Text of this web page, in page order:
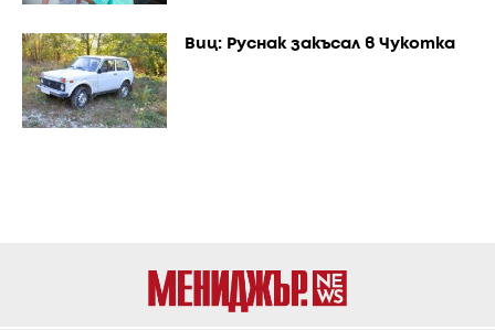
Виц: Руснак закъсал в Чукотка